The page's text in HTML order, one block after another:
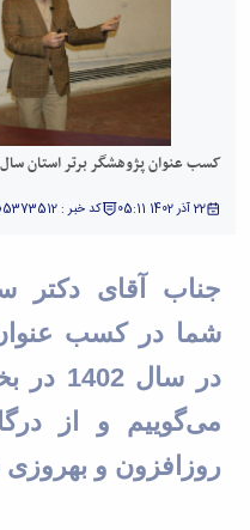
کسب عنوان پژوهشگر برتر استان سال 1402 توسط آقای دکتر سعید عزیزیان
22 آذر 1402 05:11 کد خبر : 5373512
جناب آقای دکتر
شما در کسب
در
می‌گوییم و از
روزافزون و بهروزی